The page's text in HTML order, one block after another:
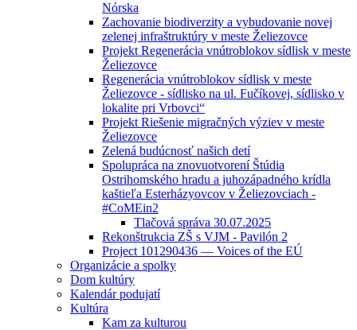
Nórska
Zachovanie biodiverzity a vybudovanie novej
zelenej infraštruktúry v meste Želiezovce
Projekt Regenerácia vnútroblokov sídlisk v meste
Želiezovce
Regenerácia vnútroblokov sídlisk v meste
Želiezovce - sídlisko na ul. Fučíkovej, sídlisko v
lokalite pri Vrbovci“
Projekt Riešenie migračných výziev v meste
Želiezovce
Zelená budúcnosť našich detí
Spolupráca na znovuotvorení Štúdia
Ostrihomského hradu a juhozápadného krídla
kaštieľa Esterházyovcov v Želiezovciach -
#CoMEin2
Tlačová správa 30.07.2025
Rekonštrukcia ZŠ s VJM - Pavilón 2
Project 101290436 — Voices of the EÚ
Organizácie a spolky
Dom kultúry
Kalendár podujatí
Kultúra
Kam za kulturou